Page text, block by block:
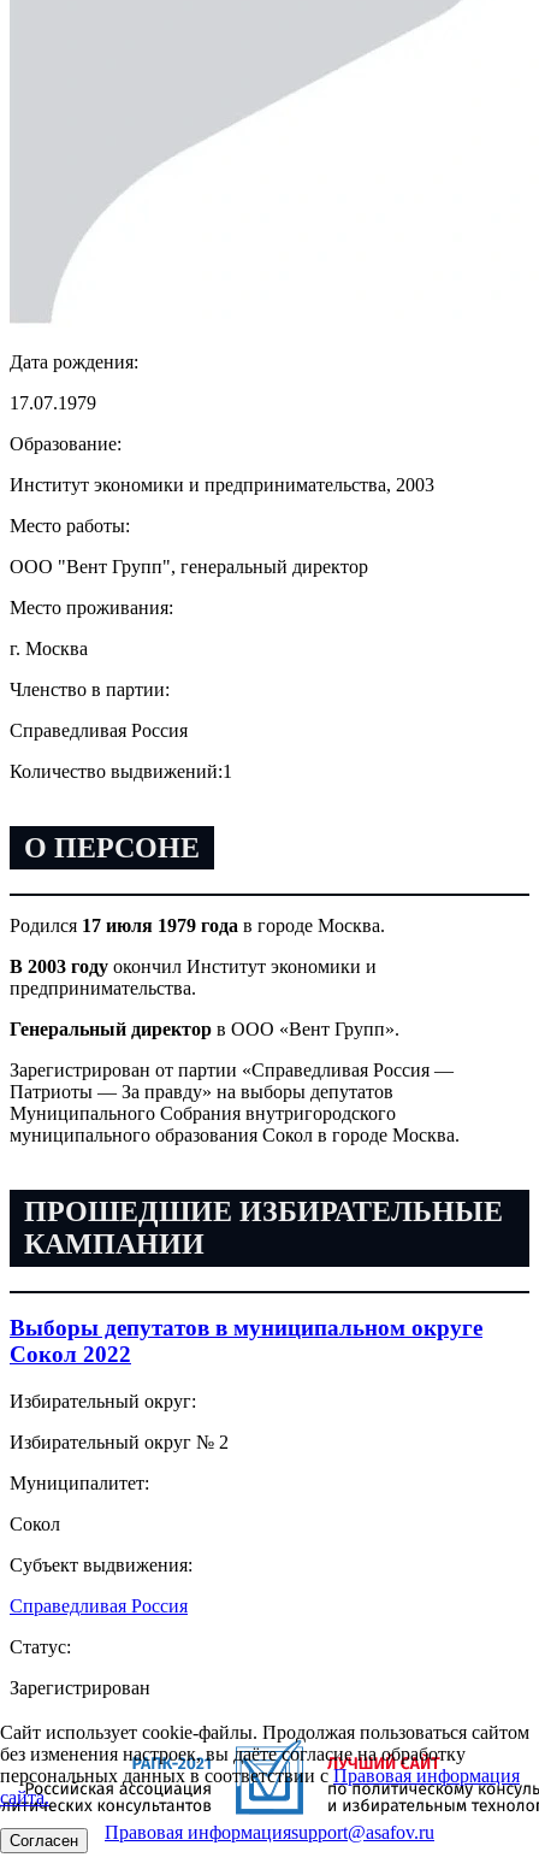
Дата рождения:
17.07.1979
Образование:
Институт экономики и предпринимательства, 2003
Место работы:
ООО "Вент Групп", генеральный директор
Место проживания:
г. Москва
Членство в партии:
Справедливая Россия
Количество выдвижений:1
О ПЕРСОНЕ
Родился 17 июля 1979 года в городе Москва.
В 2003 году окончил Институт экономики и
предпринимательства.
Генеральный директор в ООО «Вент Групп».
Зарегистрирован от партии «Справедливая Россия —
Патриоты — За правду» на выборы депутатов
Муниципального Собрания внутригородского
муниципального образования Сокол в городе Москва.
ПРОШЕДШИЕ ИЗБИРАТЕЛЬНЫЕ
КАМПАНИИ
Выборы депутатов в муниципальном округе
Сокол 2022
Избирательный округ:
Избирательный округ № 2
Муниципалитет:
Сокол
Субъект выдвижения:
Справедливая Россия
Статус:
Зарегистрирован
Сайт использует cookie-файлы. Продолжая пользоваться сайтом
без изменения настроек, вы даёте согласие на обработку
персональных данных в соответствии сПравовая информация
сайта.
Согласен Правовая информацияsupport@asafov.ru